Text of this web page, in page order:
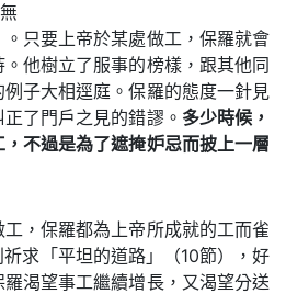
只要上帝於某處做工，保羅就會
他樹立了服事的榜樣，跟其他同
子大相逕庭。保羅的態度一針見
了門戶之見的錯謬。 多少時候，
不過是為了遮掩妒忌而披上一層
，保羅都為上帝所成就的工而雀
求「平坦的道路」（10節），好
渴望事工繼續增長，又渴望分送